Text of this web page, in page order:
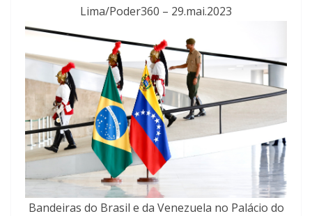
Lima/Poder360 – 29.mai.2023
Bandeiras do Brasil e da Venezuela no Palácio do